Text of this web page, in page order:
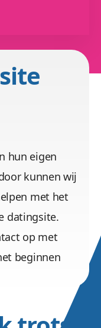
hun eigen
kunnen wij
met het
datingsite.
op met
beginnen